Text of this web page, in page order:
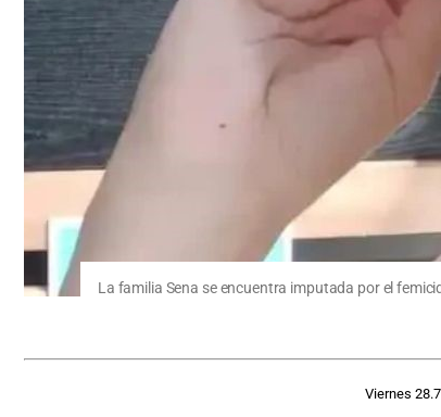
La familia Sena se encuentra imputada por el
Viernes